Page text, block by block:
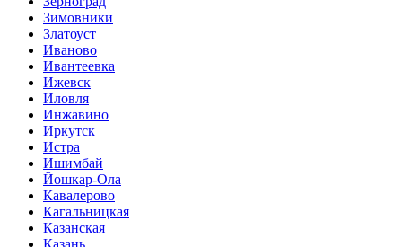
Зимовники
Златоуст
Иваново
Ивантеевка
Ижевск
Иловля
Инжавино
Иркутск
Истра
Ишимбай
Йошкар-Ола
Кавалерово
Кагальницкая
Казанская
Казань